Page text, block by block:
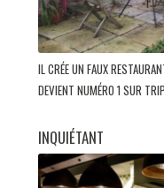
IL CRÉE UN FAUX
DEVIENT NUMÉRO 1 SUR
INQUIÉTANT